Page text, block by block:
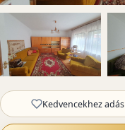
Kedvencekhez adás